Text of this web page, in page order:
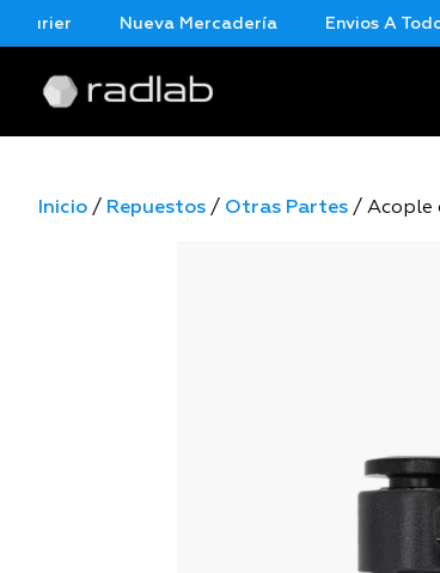
Nueva Mercadería Envios A Todo
Inicio / Repuestos / Otras Partes / Acople